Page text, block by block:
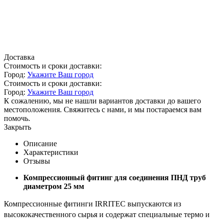
Доставка
Стоимость и сроки доставки:
Город: Укажите Ваш город
Стоимость и сроки доставки:
Город: Укажите Ваш город
К сожалению, мы не нашли вариантов доставки до вашего
местоположения. Свяжитесь с нами, и мы постараемся вам
помочь.
Закрыть
Описание
Характеристики
Отзывы
Компрессионный фитинг для соединения ПНД труб
диаметром 25 мм
Компрессионные фитинги IRRITEC выпускаются из
высококачественного сырья и содержат специальные термо и